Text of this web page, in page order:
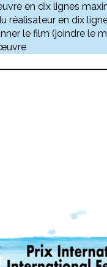
en dix lignes
réalisateur en dix
le film (joindre le